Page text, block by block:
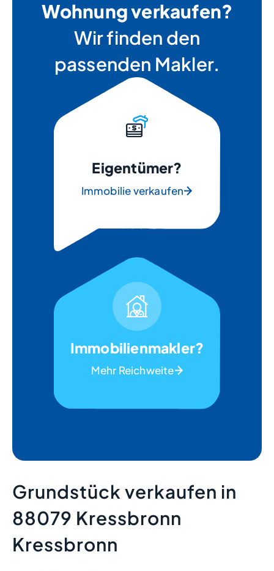
Wohnung verkaufen?
Wir finden den
passenden Makler.
Eigentümer?
Immobilie verkaufen
Immobilienmakler?
Mehr Reichweite
Grundstück verkaufen in
88079 Kressbronn
Kressbronn